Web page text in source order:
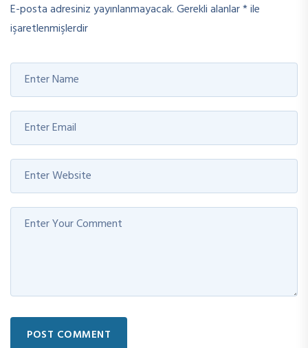
E-posta adresiniz yayınlanmayacak.Gerekli alanlar*ile
işaretlenmişlerdir
POST COMMENT